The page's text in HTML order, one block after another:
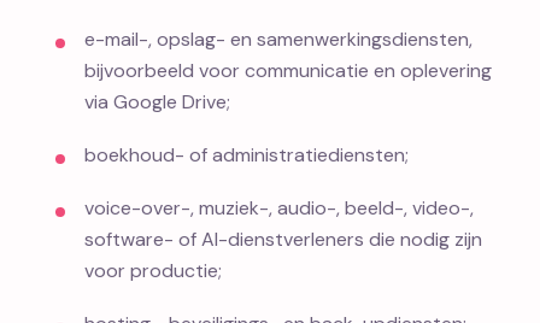
e-mail-, opslag- en samenwerkingsdiensten,
bijvoorbeeld voor communicatie en oplevering
via Google Drive;
boekhoud- of administratiediensten;
voice-over-, muziek-, audio-, beeld-, video-,
software- of AI-dienstverleners die nodig zijn
voor productie;